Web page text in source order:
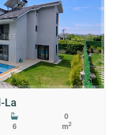
La
6
0
m2